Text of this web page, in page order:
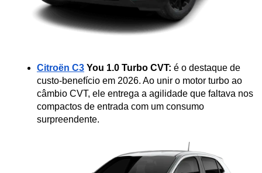
Citroën C3 You 1.0 Turbo CVT: é o destaque de
custo-benefício em 2026. Ao unir o motor turbo ao
câmbio CVT, ele entrega a agilidade que faltava nos
compactos de entrada com um consumo
surpreendente.